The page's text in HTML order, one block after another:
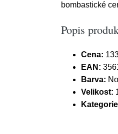
bombastické
Popis
Cena:
EAN:
Barva:
Velikost: